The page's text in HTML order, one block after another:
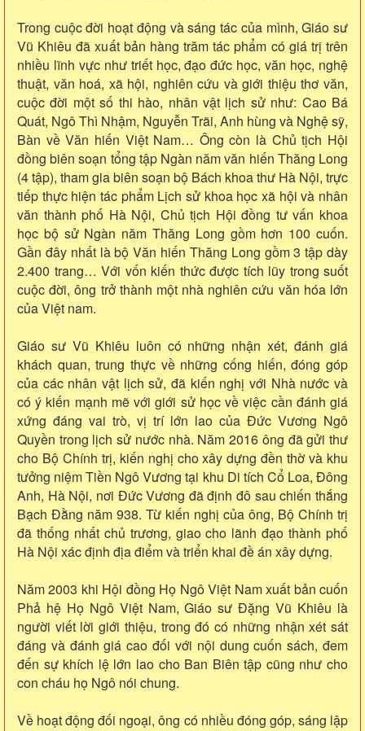
Trong cuộc đời hoạt động và sáng tác của mình, Giáo sư
Vũ Khiêu đã xuất bản hàng trăm tác phẩm có giá trị trên
nhiều lĩnh vực như triết học, đạo đức học, văn học, nghệ
thuật, văn hoá, xã hội, nghiên cứu và giới thiệu thơ văn,
cuộc đời một số thi hào, nhân vật lịch sử như: Cao Bá
Quát, Ngô Thì Nhậm, Nguyễn Trãi, Anh hùng và Nghệ sỹ,
Bàn về Văn hiến Việt Nam… Ông còn là Chủ tịch Hội
đồng biên soạn tổng tập Ngàn năm văn hiến Thăng Long
(4 tập), tham gia biên soạn bộ Bách khoa thư Hà Nội, trực
tiếp thực hiện tác phẩm Lịch sử khoa học xã hội và nhân
văn thành phố Hà Nội, Chủ tịch Hội đồng tư vấn khoa
học bộ sử Ngàn năm Thăng Long gồm hơn 100 cuốn.
Gần đây nhất là bộ Văn hiến Thăng Long gồm 3 tập dày
2.400 trang… Với vốn kiến thức được tích lũy trong suốt
cuộc đời, ông trở thành một nhà nghiên cứu văn hóa lớn
của Việt nam.
Giáo sư Vũ Khiêu luôn có những nhận xét, đánh giá
khách quan, trung thực về những cống hiến, đóng góp
của các nhân vật lịch sử, đã kiến nghị với Nhà nước và
có ý kiến mạnh mẽ với giới sử học về việc cần đánh giá
xứng đáng vai trò, vị trí lớn lao của Đức Vương Ngô
Quyền trong lịch sử nước nhà. Năm 2016 ông đã gửi thư
cho Bộ Chính trị, kiến nghị cho xây dựng đền thờ và khu
tưởng niệm Tiền Ngô Vương tại khu Di tích Cổ Loa, Đông
Anh, Hà Nội, nơi Đức Vương đã định đô sau chiến thắng
Bạch Đằng năm 938. Từ kiến nghị của ông, Bộ Chính trị
đã thống nhất chủ trương, giao cho lãnh đạo thành phố
Hà Nội xác định địa điểm và triển khai đề án xây dựng.
Năm 2003 khi Hội đồng Họ Ngô Việt Nam xuất bản cuốn
Phả hệ Họ Ngô Việt Nam, Giáo sư Đặng Vũ Khiêu là
người viết lời giới thiệu, trong đó có những nhận xét sát
đáng và đánh giá cao đối với nội dung cuốn sách, đem
đến sự khích lệ lớn lao cho Ban Biên tập cũng như cho
con cháu họ Ngô nói chung.
Về hoạt động đối ngoại, ông có nhiều đóng góp, sáng lập